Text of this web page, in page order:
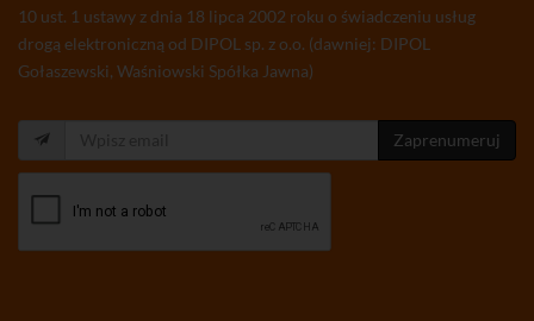
10 ust. 1 ustawy z dnia 18 lipca 2002 roku o świadczeniu usług
drogą elektroniczną od DIPOL sp. z o.o. (dawniej: DIPOL
Gołaszewski, Waśniowski Spółka Jawna)
Zaprenumeruj